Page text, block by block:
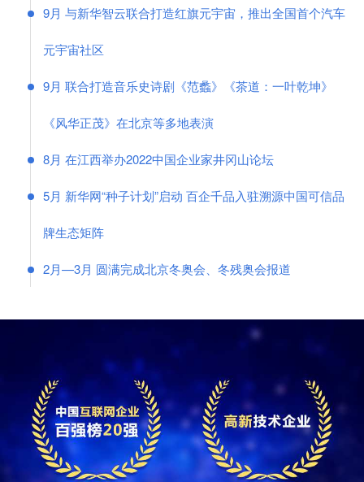
9月 与新华智云联合打造红旗元宇宙，推出全国首个汽车
元宇宙社区
9月 联合打造音乐史诗剧《范蠡》《茶道：一叶乾坤》
《风华正茂》在北京等多地表演
8月 在江西举办2022中国企业家井冈山论坛
5月 新华网“种子计划”启动 百企千品入驻溯源中国可信品
牌生态矩阵
2月—3月 圆满完成北京冬奥会、冬残奥会报道